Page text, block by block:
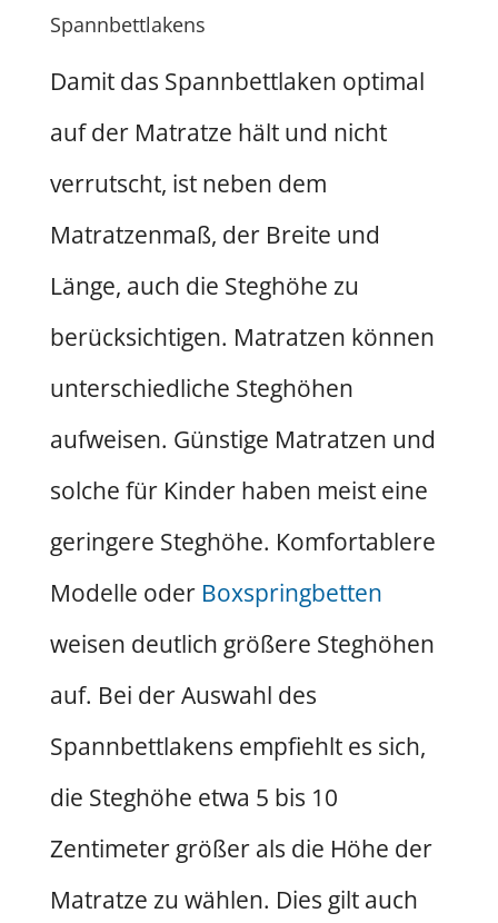
Spannbettlakens
Damit das Spannbettlaken optimal
auf der Matratze hält und nicht
verrutscht, ist neben dem
Matratzenmaß, der Breite und
Länge, auch die Steghöhe zu
berücksichtigen. Matratzen können
unterschiedliche Steghöhen
aufweisen. Günstige Matratzen und
solche für Kinder haben meist eine
geringere Steghöhe. Komfortablere
Modelle oder Boxspringbetten
weisen deutlich größere Steghöhen
auf. Bei der Auswahl des
Spannbettlakens empfiehlt es sich,
die Steghöhe etwa 5 bis 10
Zentimeter größer als die Höhe der
Matratze zu wählen. Dies gilt auch